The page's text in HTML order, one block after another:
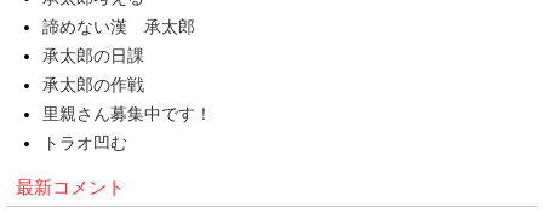
諦めない漢 承太郎
承太郎の日課
承太郎の作戦
里親さん募集中です！
トラオ凹む
最新コメント